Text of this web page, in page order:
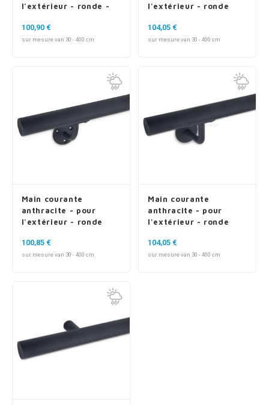
l'extérieur - ronde -
14
100,90 €
sur mesure van 30 - 400 cm
l'extérieur - ronde
de type 1
104,05 €
sur mesure van 30 - 400 cm
Main courante
anthracite - pour
l'extérieur - ronde
de type 2
100,85 €
sur mesure van 30 - 400 cm
Main courante
anthracite - pour
l'extérieur - ronde
de type 3
104,05 €
sur mesure van 30 - 400 cm